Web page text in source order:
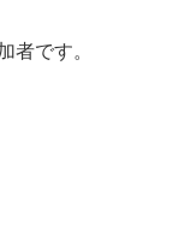
者です。